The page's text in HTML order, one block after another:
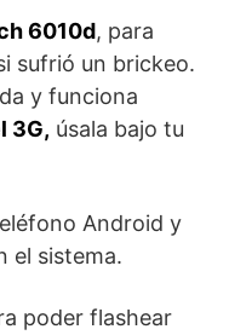
6010d, para
sufrió un brickeo.
y funciona
3G, úsala bajo tu
Android y
el sistema.
poder flashear